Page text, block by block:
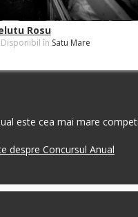
Rosu
Disponibil în Satu Mare
este cea mai mare
despre Concursul Anual